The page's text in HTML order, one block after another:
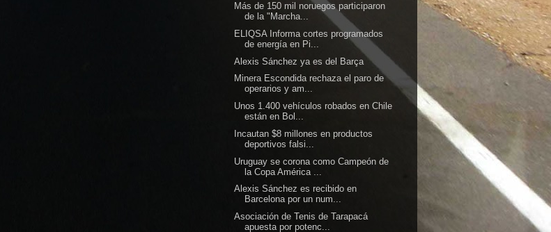
Más de 150 mil noruegos participaron
de la "Marcha...
ELIQSA Informa cortes programados
de energía en Pi...
Alexis Sánchez ya es del Barça
Minera Escondida rechaza el paro de
operarios y am...
Unos 1.400 vehículos robados en Chile
están en Bol...
Incautan $8 millones en productos
deportivos falsi...
Uruguay se corona como Campeón de
la Copa América ...
Alexis Sánchez es recibido en
Barcelona por un num...
Asociación de Tenis de Tarapacá
apuesta por potenc...